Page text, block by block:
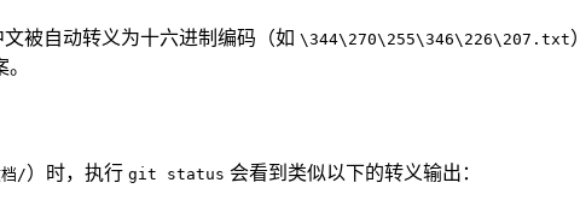
被自动转义为十六进制编码（如 \344\270\255\346\226\207.txt
档/）时，执行 git status 会看到类似以下的转义输出：